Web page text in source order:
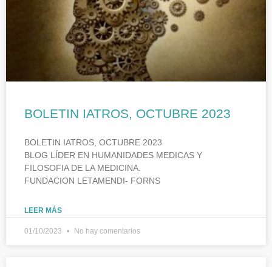
BOLETIN IATROS, OCTUBRE 2023
BOLETIN IATROS, OCTUBRE 2023
BLOG LÍDER EN HUMANIDADES MEDICAS Y
FILOSOFIA DE LA MEDICINA.
FUNDACION LETAMENDI- FORNS
LEER MÁS
01/10/2023 No hay comentarios